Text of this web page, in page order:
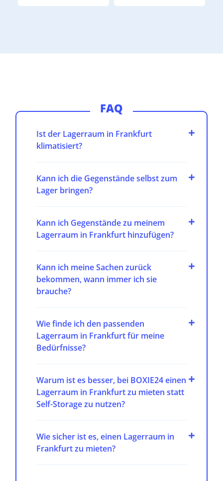
FAQ
Ist der Lagerraum in Frankfurt
klimatisiert?
Kann ich die Gegenstände selbst zum
Lager bringen?
Kann ich Gegenstände zu meinem
Lagerraum in Frankfurt hinzufügen?
Kann ich meine Sachen zurück
bekommen, wann immer ich sie
brauche?
Wie finde ich den passenden
Lagerraum in Frankfurt für meine
Bedürfnisse?
Warum ist es besser, bei BOXIE24 einen
Lagerraum in Frankfurt zu mieten statt
Self-Storage zu nutzen?
Wie sicher ist es, einen Lagerraum in
Frankfurt zu mieten?